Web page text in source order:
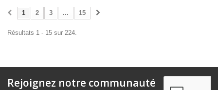
1 2 3 ... 15
Résultats 1 - 15 sur 224.
Rejoignez notre communauté